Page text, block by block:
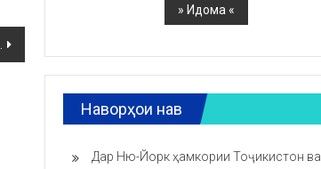
Наворҳои нав
Дар Ню-Йорк ҳамкории Тоҷикистон ва